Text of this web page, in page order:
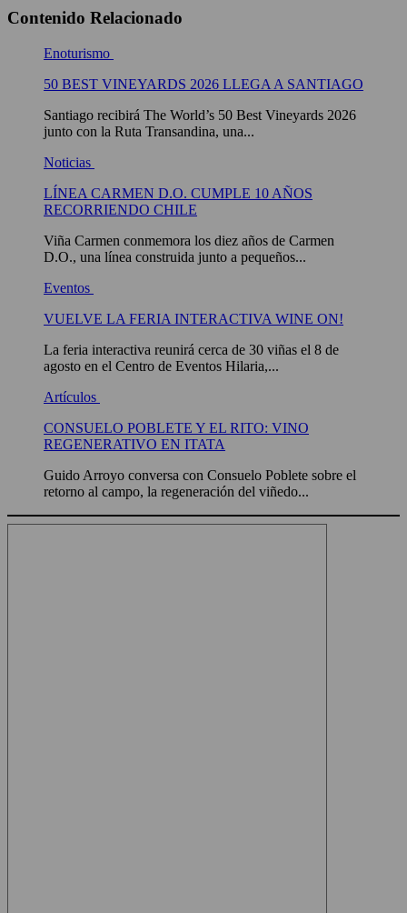
Contenido Relacionado
Enoturismo
50 BEST VINEYARDS 2026 LLEGA A SANTIAGO
Santiago recibirá The World’s 50 Best Vineyards 2026
junto con la Ruta Transandina, una...
Noticias
LÍNEA CARMEN D.O. CUMPLE 10 AÑOS
RECORRIENDO CHILE
Viña Carmen conmemora los diez años de Carmen
D.O., una línea construida junto a pequeños...
Eventos
VUELVE LA FERIA INTERACTIVA WINE ON!
La feria interactiva reunirá cerca de 30 viñas el 8 de
agosto en el Centro de Eventos Hilaria,...
Artículos
CONSUELO POBLETE Y EL RITO: VINO
REGENERATIVO EN ITATA
Guido Arroyo conversa con Consuelo Poblete sobre el
retorno al campo, la regeneración del viñedo...